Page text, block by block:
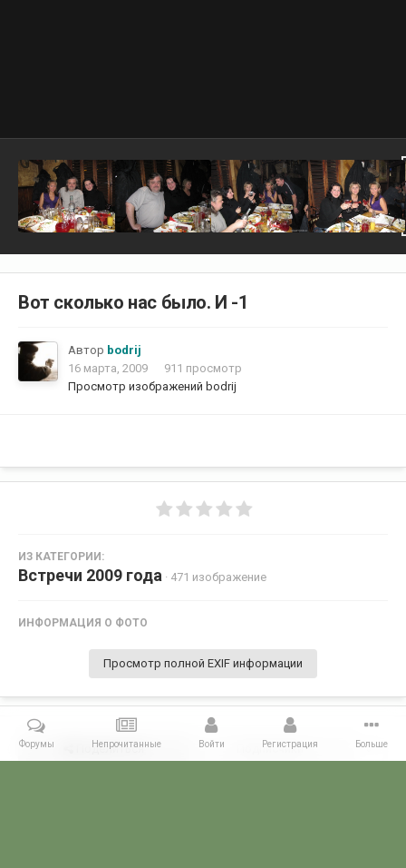
Вот сколько нас было. И -1
Автор bodrij
16 марта, 2009
911 просмотр
Просмотр изображений bodrij
ИЗ КАТЕГОРИИ:
Встречи 2009 года · 471 изображение
ИНФОРМАЦИЯ О ФОТО
Просмотр полной EXIF информации
Поделиться Подписчики 0
Форумы Непрочитанные Войти Регистрация Больше